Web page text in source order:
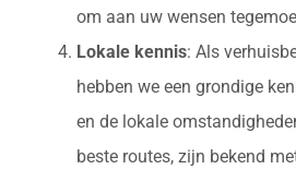
om aan uw wensen
Lokale kennis: Als
hebben we een grondige
en de lokale
beste routes, zijn bekend